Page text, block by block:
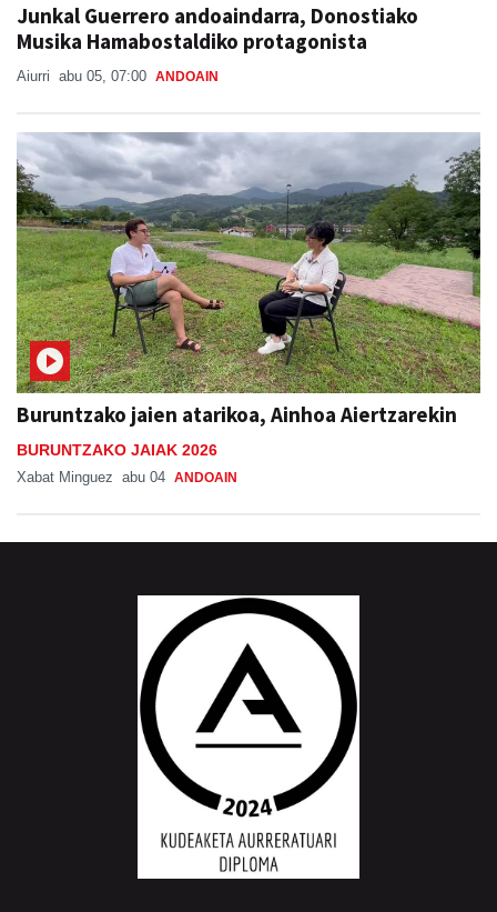
Junkal Guerrero andoaindarra, Donostiako
Musika Hamabostaldiko protagonista
Aiurri abu 05, 07:00 ANDOAIN
Buruntzako jaien atarikoa, Ainhoa Aiertzarekin
BURUNTZAKO JAIAK 2026
Xabat Minguez abu 04 ANDOAIN